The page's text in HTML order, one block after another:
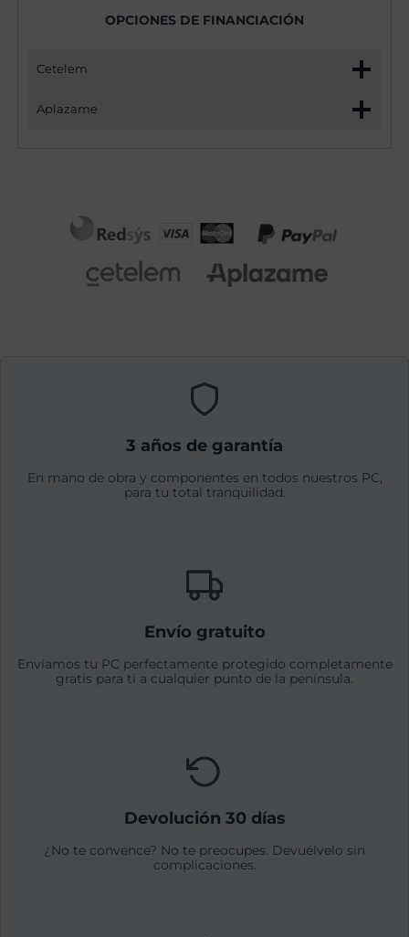
OPCIONES DE FINANCIACIÓN
Cetelem
Aplazame
3 años de garantía
En mano de obra y componentes en todos nuestros PC,
para tu total tranquilidad.
Envío gratuito
Envíamos tu PC perfectamente protegido completamente
gratis para ti a cualquier punto de la península.
Devolución 30 días
¿No te convence? No te preocupes. Devuélvelo sin
complicaciones.